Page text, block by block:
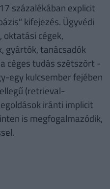
százalékában explicit
kifejezés. Ügyvédi
cégek,
gyártók, tanácsadók
céges tudás szétszórt -
egy kulcsember fejében
(retrieval-
iránti implicit
is megfogalmazódik,